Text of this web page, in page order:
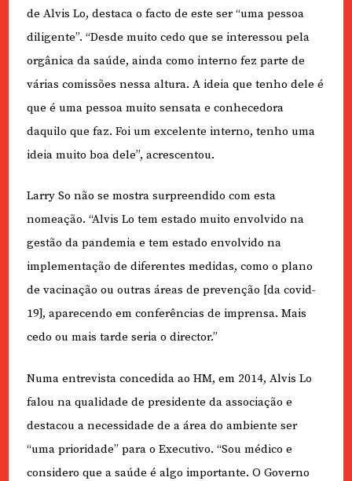
de Alvis Lo, destaca o facto de este ser “uma pessoa
diligente”. “Desde muito cedo que se interessou pela
orgânica da saúde, ainda como interno fez parte de
várias comissões nessa altura. A ideia que tenho dele é
que é uma pessoa muito sensata e conhecedora
daquilo que faz. Foi um excelente interno, tenho uma
ideia muito boa dele”, acrescentou.
Larry So não se mostra surpreendido com esta
nomeação. “Alvis Lo tem estado muito envolvido na
gestão da pandemia e tem estado envolvido na
implementação de diferentes medidas, como o plano
de vacinação ou outras áreas de prevenção [da covid-
19], aparecendo em conferências de imprensa. Mais
cedo ou mais tarde seria o director.”
Numa entrevista concedida ao HM, em 2014, Alvis Lo
falou na qualidade de presidente da associação e
destacou a necessidade de a área do ambiente ser
“uma prioridade” para o Executivo. “Sou médico e
considero que a saúde é algo importante. O Governo